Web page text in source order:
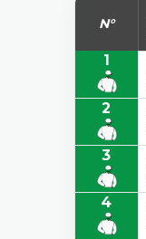
N°
1
2
3
4